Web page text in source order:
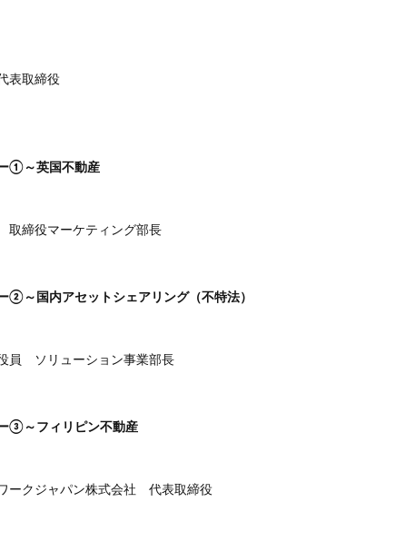
取締役
①～英国不動産
役マーケティング部長
②～国内アセットシェアリング（不特法）
ソリューション事業部長
③～フィリピン不動産
クジャパン株式会社 代表取締役